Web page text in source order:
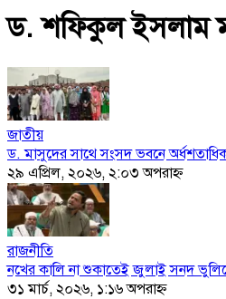
ড. শফিকুল ইসলাম
জাতীয়
ড. মাসুদের সাথে সংসদ ভবনে অর্ধশতাধিক
২৯ এপ্রিল, ২০২৬, ২:০৩ অপরাহ্ণ
রাজনীতি
নখের কালি না শুকাতেই জুলাই সনদ
৩১ মার্চ, ২০২৬, ১:১৬ অপরাহ্ণ